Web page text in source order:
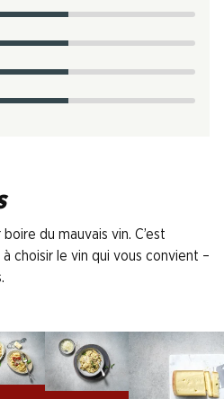
du mauvais vin. C’est
choisir le vin qui vous convient –